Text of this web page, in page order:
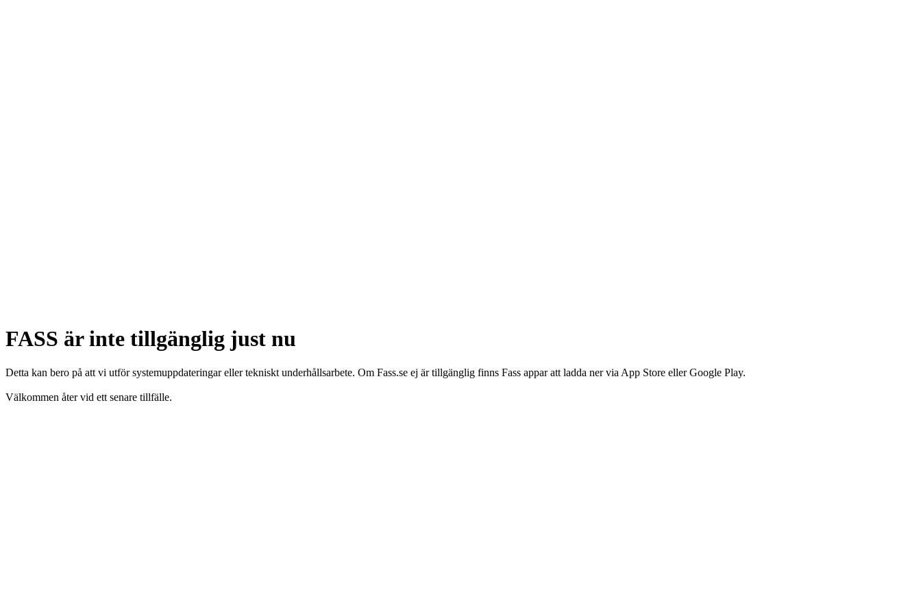
FASS är inte tillgänglig just nu
Detta kan bero på att vi utför systemuppdateringar eller tekniskt underhållsarbete. Om Fass.se ej är tillgänglig finns Fass appar att ladda ner via App Store eller Google Play.
Välkommen åter vid ett senare tillfälle.